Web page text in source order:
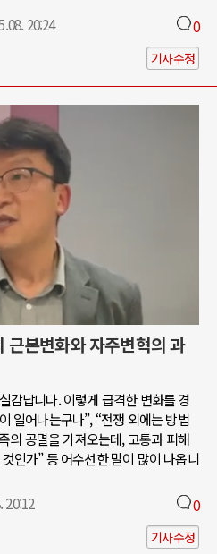
20:24 0
기사수정
근본변화와 자주변혁의 과
감납니다. 이렇게 급격한 변화를 경
일어나는구나”, “전쟁 외에는 방법
의 공멸을 가져오는데, 고통과 피해
인가” 등 어수선한 말이 많이 나옵니
20:12 0
기사수정